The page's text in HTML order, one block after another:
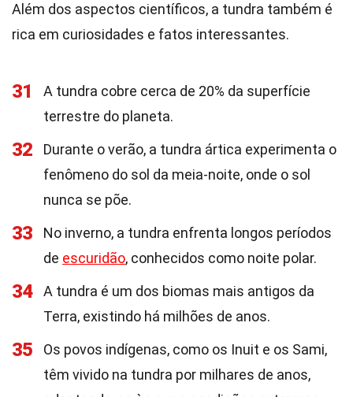
Além dos aspectos científicos, a tundra também é
rica em curiosidades e fatos interessantes.
31
A tundra cobre cerca de 20% da superfície
terrestre do planeta.
32
Durante o verão, a tundra ártica experimenta o
fenômeno do sol da meia-noite, onde o sol
nunca se põe.
33
No inverno, a tundra enfrenta longos períodos
de escuridão, conhecidos como noite polar.
34
A tundra é um dos biomas mais antigos da
Terra, existindo há milhões de anos.
35
Os povos indígenas, como os Inuit e os Sami,
têm vivido na tundra por milhares de anos,